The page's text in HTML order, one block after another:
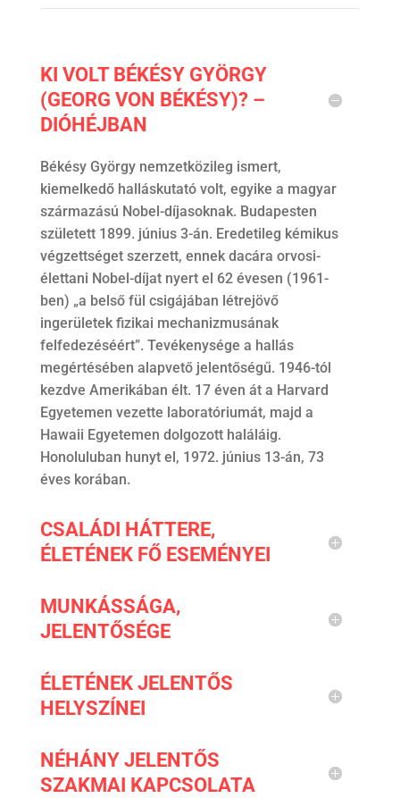
KI VOLT BÉKÉSY GYÖRGY
(GEORG VON BÉKÉSY)? –
DIÓHÉJBAN
Békésy György nemzetközileg ismert,
kiemelkedő halláskutató volt, egyike a magyar
származású Nobel-díjasoknak. Budapesten
született 1899. június 3-án. Eredetileg kémikus
végzettséget szerzett, ennek dacára orvosi-
élettani Nobel-díjat nyert el 62 évesen (1961-
ben) „a belső fül csigájában létrejövő
ingerületek fizikai mechanizmusának
felfedezéséért”. Tevékenysége a hallás
megértésében alapvető jelentőségű. 1946-tól
kezdve Amerikában élt. 17 éven át a Harvard
Egyetemen vezette laboratóriumát, majd a
Hawaii Egyetemen dolgozott haláláig.
Honoluluban hunyt el, 1972. június 13-án, 73
éves korában.
CSALÁDI HÁTTERE,
ÉLETÉNEK FŐ ESEMÉNYEI
MUNKÁSSÁGA,
JELENTŐSÉGE
ÉLETÉNEK JELENTŐS
HELYSZÍNEI
NÉHÁNY JELENTŐS
SZAKMAI KAPCSOLATA